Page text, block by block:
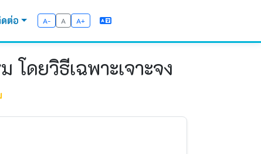
ต่อ A- A A+
ดยวิธีเฉพาะเจาะจง